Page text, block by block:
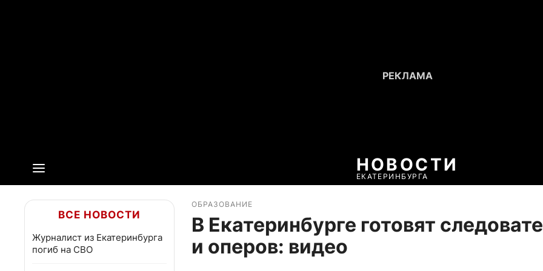
НОВОСТИ
ЕКАТЕРИНБУРГА
ВСЕ НОВОСТИ
Журналист из Екатеринбурга
погиб на СВО
ОБРАЗОВАНИЕ
В Екатеринбурге готовят
и оперов: видео